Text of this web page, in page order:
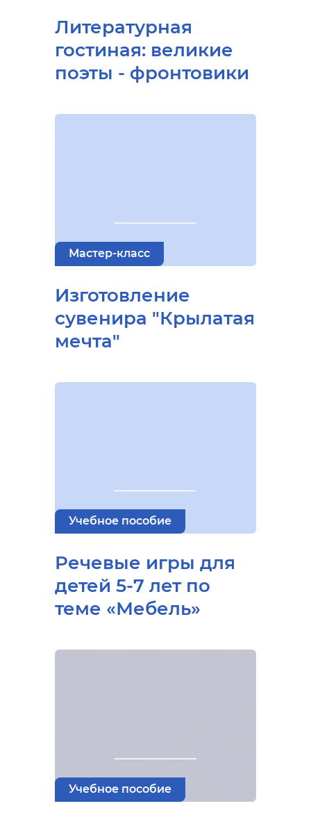
Литературная
гостиная: великие
поэты - фронтовики
Мастер-класс
Изготовление
сувенира "Крылатая
мечта"
Учебное пособие
Речевые игры для
детей 5-7 лет по
теме «Мебель»
Учебное пособие